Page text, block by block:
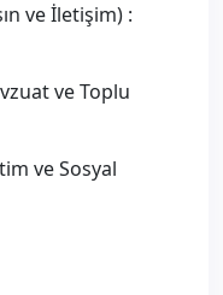
ve İletişim) :
ve Toplu
ve Sosyal